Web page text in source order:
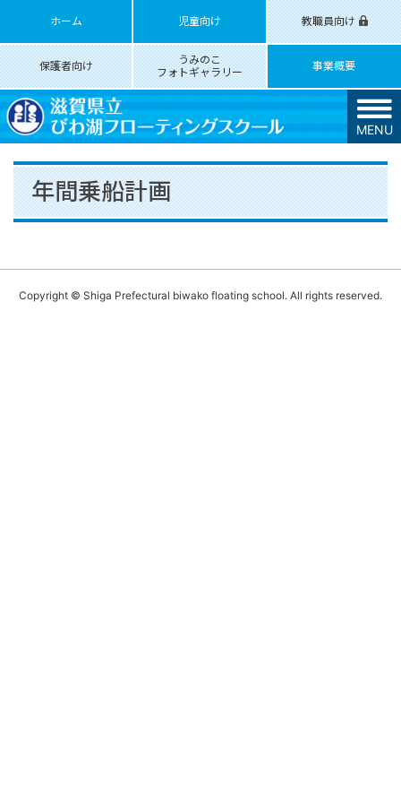
ホーム 児童向け 教職員向け
保護者向け
うみのこ
フォトギャラリー
事業概要
MENU
年間乗船計画
Copyright © Shiga Prefectural biwako floating school. All rights reserved.